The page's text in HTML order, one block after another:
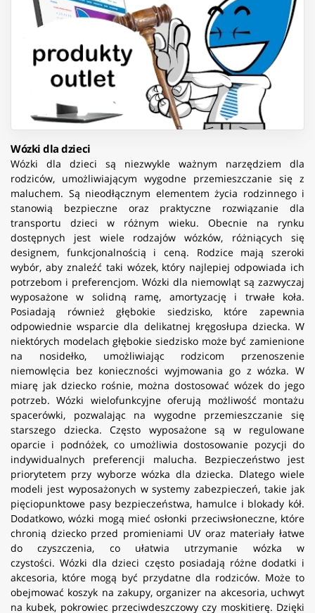
Wózki dla dzieci
Wózki dla dzieci są niezwykle ważnym narzędziem dla
rodziców, umożliwiającym wygodne przemieszczanie się z
maluchem. Są nieodłącznym elementem życia rodzinnego i
stanowią bezpieczne oraz praktyczne rozwiązanie dla
transportu dzieci w różnym wieku. Obecnie na rynku
dostępnych jest wiele rodzajów wózków, różniących się
designem, funkcjonalnością i ceną. Rodzice mają szeroki
wybór, aby znaleźć taki wózek, który najlepiej odpowiada ich
potrzebom i preferencjom. Wózki dla niemowląt są zazwyczaj
wyposażone w solidną ramę, amortyzację i trwałe koła.
Posiadają również głębokie siedzisko, które zapewnia
odpowiednie wsparcie dla delikatnej kręgosłupa dziecka. W
niektórych modelach głębokie siedzisko może być zamienione
na nosidełko, umożliwiając rodzicom przenoszenie
niemowlęcia bez konieczności wyjmowania go z wózka. W
miarę jak dziecko rośnie, można dostosować wózek do jego
potrzeb. Wózki wielofunkcyjne oferują możliwość montażu
spacerówki, pozwalając na wygodne przemieszczanie się
starszego dziecka. Często wyposażone są w regulowane
oparcie i podnóżek, co umożliwia dostosowanie pozycji do
indywidualnych preferencji malucha. Bezpieczeństwo jest
priorytetem przy wyborze wózka dla dziecka. Dlatego wiele
modeli jest wyposażonych w systemy zabezpieczeń, takie jak
pięciopunktowe pasy bezpieczeństwa, hamulce i blokady kół.
Dodatkowo, wózki mogą mieć osłonki przeciwsłoneczne, które
chronią dziecko przed promieniami UV oraz materiały łatwe
do czyszczenia, co ułatwia utrzymanie wózka w
czystości. Wózki dla dzieci często posiadają różne dodatki i
akcesoria, które mogą być przydatne dla rodziców. Może to
obejmować koszyk na zakupy, organizer na akcesoria, uchwyt
na kubek, pokrowiec przeciwdeszczowy czy moskitierę. Dzięki